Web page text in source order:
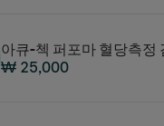
아큐-첵 퍼포마 혈당측정
₩ 25,000